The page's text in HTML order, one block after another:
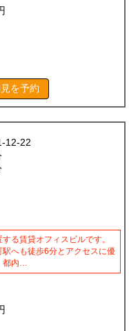
を予約
12-22
る賃貸オフィスビルです。
へも徒歩6分とアクセスに優
都内…